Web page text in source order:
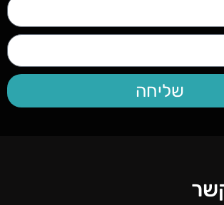
שליחה